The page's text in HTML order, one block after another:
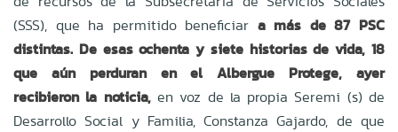
(SSS), que ha permitido beneficiar a más de 87 PSC
distintas. De esas ochenta y siete historias de vida, 18
que aún perduran en el Albergue Protege, ayer
recibieron la noticia,en voz de la propia Seremi (s) de
Desarrollo Social y Familia, Constanza Gajardo, de que